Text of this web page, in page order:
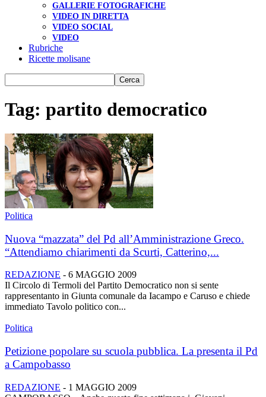
GALLERIE FOTOGRAFICHE
VIDEO IN DIRETTA
VIDEO SOCIAL
VIDEO
Rubriche
Ricette molisane
Tag: partito democratico
Politica
Nuova “mazzata” del Pd all’Amministrazione Greco.
“Attendiamo chiarimenti da Scurti, Catterino,...
REDAZIONE - 6 MAGGIO 2009
Il Circolo di Termoli del Partito Democratico non si sente
rappresentanto in Giunta comunale da Iacampo e Caruso e chiede
immediato Tavolo politico con...
Politica
Petizione popolare su scuola pubblica. La presenta il Pd
a Campobasso
REDAZIONE - 1 MAGGIO 2009